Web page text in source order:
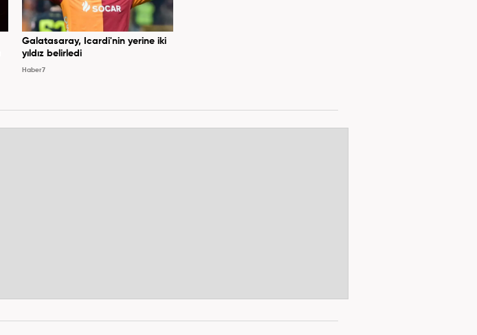
Galatasaray, Icardi'nin yerine iki
yıldız belirledi
Haber7